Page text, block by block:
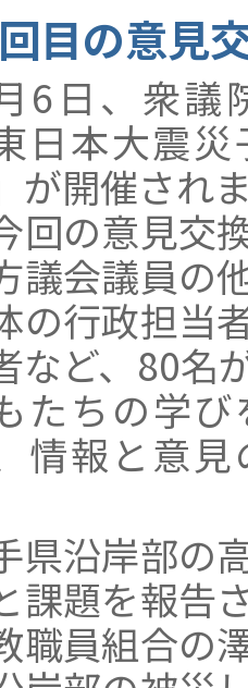
目の意見
6日、衆議
東日本大震
が開催され
回の意見交
議会議員の
の行政担当
など、80名
たちの学
情報と意
県沿岸部の
課題を報告
職員組合の